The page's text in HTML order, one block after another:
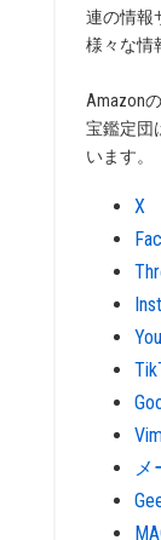
連の情報
様々な情
Amazon
宝鑑定団
います。
X
メ